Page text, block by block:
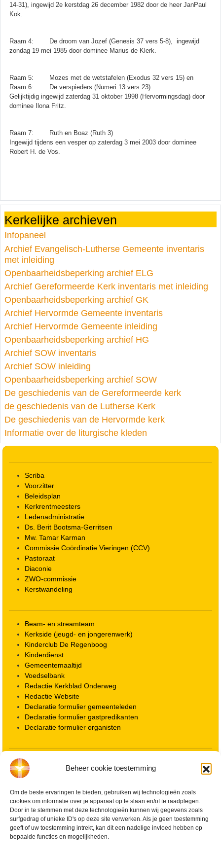
Beheer cookie toestemming
Om de beste ervaringen te bieden, gebruiken wij technologieën zoals
cookies om informatie over je apparaat op te slaan en/of te raadplegen.
Door in te stemmen met deze technologieën kunnen wij gegevens zoals
surfgedrag of unieke ID's op deze site verwerken. Als je geen toestemming
geeft of uw toestemming intrekt, kan dit een nadelige invloed hebben op
bepaalde functies en mogelijkheden.
14-31), ingewijd 2e kerstdag 26 december 1982 door de heer JanPaul
Kok.
Raam 4: De droom van Jozef (Genesis 37 vers 5-8), ingewijd
zondag 19 mei 1985 door dominee Marius de Klerk.
Raam 5: Mozes met de wetstafelen (Exodus 32 vers 15) en
Raam 6: De verspieders (Numeri 13 vers 23)
Gelijktijdig ingewijd zaterdag 31 oktober 1998 (Hervormingsdag) door
dominee Ilona Fritz.
Raam 7: Ruth en Boaz (Ruth 3)
Ingewijd tijdens een vesper op zaterdag 3 mei 2003 door dominee
Robert H. de Vos.
Kerkelijke archieven
Infopaneel
Archief Evangelisch-Lutherse Gemeente inventaris
met inleiding
Openbaarheidsbeperking archief ELG
Archief Gereformeerde Kerk inventaris met inleiding
Openbaarheidsbeperking archief GK
Archief Hervormde Gemeente inventaris
Archief Hervormde Gemeente inleiding
Openbaarheidsbeperking archief HG
Archief SOW inventaris
Archief SOW inleiding
Openbaarheidsbeperking archief SOW
De geschiedenis van de Gereformeerde kerk
de geschiedenis van de Lutherse Kerk
De geschiedenis van de Hervormde kerk
Informatie over de liturgische kleden
Scriba
Voorzitter
Beleidsplan
Kerkrentmeesters
Ledenadministratie
Ds. Berit Bootsma-Gerritsen
Mw. Tamar Karman
Commissie Coördinatie Vieringen (CCV)
Pastoraat
Diaconie
ZWO-commissie
Kerstwandeling
Beam- en streamteam
Kerkside (jeugd- en jongerenwerk)
Kinderclub De Regenboog
Kinderdienst
Gemeentemaaltijd
Voedselbank
Redactie Kerkblad Onderweg
Redactie Website
Declaratie formulier gemeenteleden
Declaratie formulier gastpredikanten
Declaratie formulier organisten
Locatie kerk
ANBI informatie PGWD
Vrienden van de Grote Kerk
Info Kerkelijke gebouwen / koster
Redactiestatuut voor kerkblad en website
Beleid Veilige Kerk en gedragscode
Privacy